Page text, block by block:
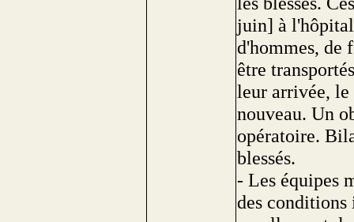
juin] à
d'hommes, de
être
leur arrivée, le
nouveau. Un
opératoire.
blessés.
- Les équipes
des conditions